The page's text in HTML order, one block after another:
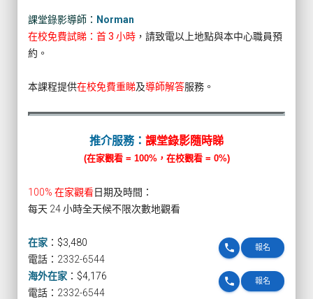
課堂錄影導師： Norman
在校免費試睇：首 3 小時 ，請致電以上地點與本中心職員預
約。
本課程提供在校免費重睇及導師解答服務。
推介服務： 課堂錄影隨時睇
(在家觀看 = 100%，在校觀看 = 0%)
100% 在家觀看日期及時間：
每天 24 小時全天候不限次數地觀看
在家 ： $3,480 報名
phone
電話：2332-6544
海外在家 ： $4,176 報名
phone
電話：2332-6544